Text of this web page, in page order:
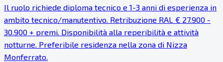
Il ruolo richiede diploma tecnico e 1-3 anni di esperienza in
ambito tecnico/manutentivo. Retribuzione RAL € 27.900 -
30.900 + premi. Disponibilità alla reperibilità e attività
notturne. Preferibile residenza nella zona di Nizza
Monferrato.